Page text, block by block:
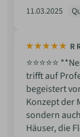
11.03.2025
R
⭐⭐⭐⭐⭐
trifft auf
begeistert
Konzept der
sondern
Häuser, die